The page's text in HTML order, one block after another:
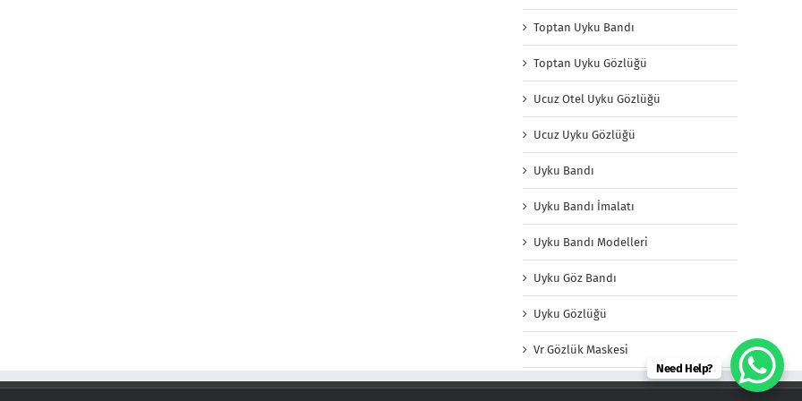
Toptan Uyku Bandı
Toptan Uyku Gözlüğü
Ucuz Otel Uyku Gözlüğü
Ucuz Uyku Gözlüğü
Uyku Bandı
Uyku Bandı İmalatı
Uyku Bandı Modelleri
Uyku Göz Bandı
Uyku Gözlüğü
Vr Gözlük Maskesi
Need Help?